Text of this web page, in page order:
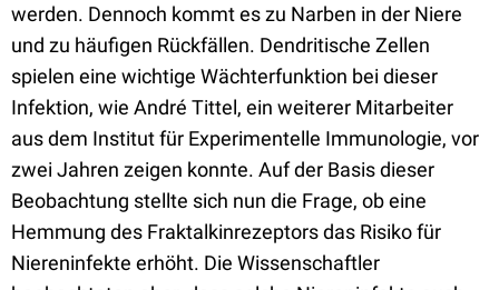
werden. Dennoch kommt es zu Narben in der Niere
und zu häufigen Rückfällen. Dendritische Zellen
spielen eine wichtige Wächterfunktion bei dieser
Infektion, wie André Tittel, ein weiterer Mitarbeiter
aus dem Institut für Experimentelle Immunologie, vor
zwei Jahren zeigen konnte. Auf der Basis dieser
Beobachtung stellte sich nun die Frage, ob eine
Hemmung des Fraktalkinrezeptors das Risiko für
Niereninfekte erhöht. Die Wissenschaftler